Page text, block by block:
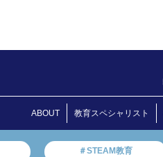
ABOUT 教育スペシャリスト
＃STEAM教育